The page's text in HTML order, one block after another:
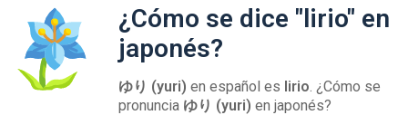
¿Cómo se dice "lirio" en
japonés?
ゆり (yuri) en español es lirio. ¿Cómo se
pronuncia ゆり (yuri) en japonés?